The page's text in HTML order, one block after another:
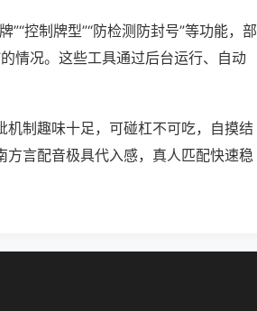
控制牌型”“防检测防封号”等功能，部
情况。这些工具通过后台运行、自动
制趣味十足，可碰杠不可吃，自摸结
言配音极具代入感，真人匹配快速稳